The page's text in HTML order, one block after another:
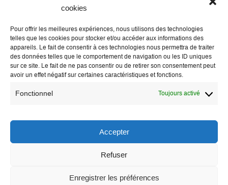
cookies
Pour offrir les meilleures expériences, nous utilisons des technologies
telles que les cookies pour stocker et/ou accéder aux informations des
appareils. Le fait de consentir à ces technologies nous permettra de traiter
des données telles que le comportement de navigation ou les ID uniques
sur ce site. Le fait de ne pas consentir ou de retirer son consentement peut
avoir un effet négatif sur certaines caractéristiques et fonctions.
Fonctionnel Toujours activé
Accepter
Refuser
Enregistrer les préférences
56000 Vannes
— Nous contacter